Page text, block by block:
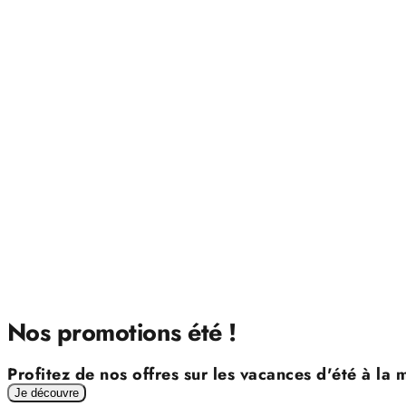
Nos promotions été !
Profitez de nos offres sur les vacances d'été à la
Je découvre